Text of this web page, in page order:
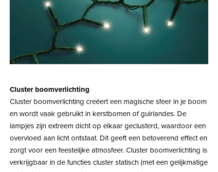
Cluster boomverlichting
Cluster boomverlichting creëert een magische sfeer in je boom
en wordt vaak gebruikt in kerstbomen of guirlandes. De
lampjes zijn extreem dicht op elkaar geclusterd, waardoor een
overvloed aan licht ontstaat. Dit geeft een betoverend effect en
zorgt voor een feestelijke atmosfeer. Cluster boomverlichting is
verkrijgbaar in de functies cluster statisch (met een gelijkmatige